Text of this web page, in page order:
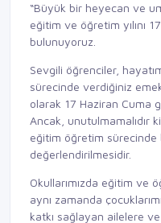
“Büyük bir heyecan ve
eğitim ve öğretim yılını
bulunuyoruz.
Sevgili öğrenciler,
sürecinde verdiğiniz
olarak 17 Haziran Cuma
Ancak, unutulmamalıdır
eğitim öğretim
değerlendirilmesidir.
Okullarımızda eğitim ve
aynı zamanda
katkı sağlayan ailelere